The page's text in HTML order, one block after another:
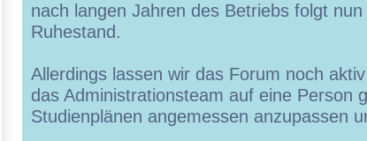
nach langen Jahren des Betriebs folgt
Ruhestand.
Allerdings lassen wir das Forum noch
das Administrationsteam auf eine Person
Studienplänen angemessen anzupassen